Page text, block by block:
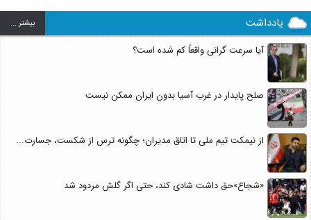
یادداشت بيشتر ...
آیا سرعت گرانی واقعاً کم شده است؟
صلح پایدار در غرب آسیا بدون ایران ممکن نیست
از نیمکت تیم ملی تا اتاق مدیران؛ چگونه ترس از شکست، جسارت...
«شجاع»حق داشت شادی کند، حتی اگر گلش مردود شد